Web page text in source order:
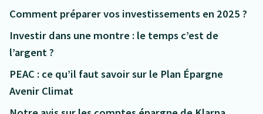
Comment préparer vos investissements en 2025 ?
Investir dans une montre : le temps c’est de
l’argent ?
PEAC : ce qu’il faut savoir sur le Plan Épargne
Avenir Climat